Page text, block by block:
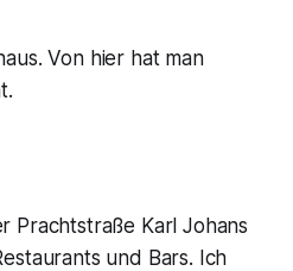
Von hier hat man
Prachtstraße Karl Johans
und Bars. Ich